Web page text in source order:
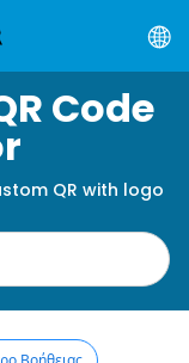
Code
QR with logo